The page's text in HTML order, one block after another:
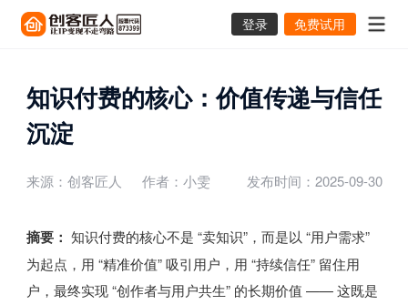
登录 免费试用
知识付费的核心：价值传递与信任
沉淀
来源：创客匠人 作者：小雯 发布时间：2025-09-30
摘要： 知识付费的核心不是 “卖知识”，而是以 “用户需求”
为起点，用 “精准价值” 吸引用户，用 “持续信任” 留住用
户，最终实现 “创作者与用户共生” 的长期价值 —— 这既是